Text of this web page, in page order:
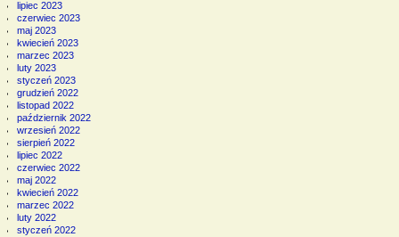
lipiec 2023
czerwiec 2023
maj 2023
kwiecień 2023
marzec 2023
luty 2023
styczeń 2023
grudzień 2022
listopad 2022
październik 2022
wrzesień 2022
sierpień 2022
lipiec 2022
czerwiec 2022
maj 2022
kwiecień 2022
marzec 2022
luty 2022
styczeń 2022